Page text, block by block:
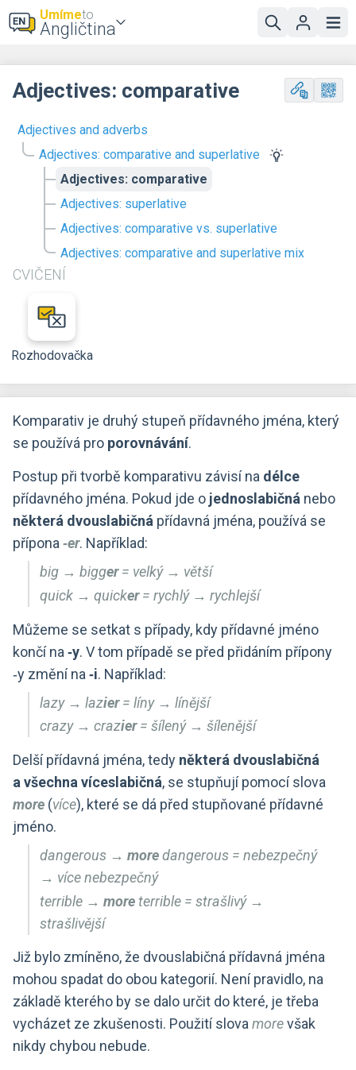
Umímeto
Angličtina
Adjectives and adverbs
Adjectives: comparative and superlative
Adjectives: comparative
Adjectives: superlative
Adjectives: comparative vs. superlative
Adjectives: comparative and superlative mix
CVIČENÍ
Rozhodovačka
Adjectives: comparative
Komparativ je druhý stupeň přídavného jména, který
se používá pro porovnávání.
Postup při tvorbě komparativu závisí na délce
přídavného jména. Pokud jde o jednoslabičná nebo
některá dvouslabičná přídavná jména, používá se
přípona‑er. Například:
big → bigger= velký → větší
quick → quicker= rychlý → rychlejší
Můžeme se setkat s případy, kdy přídavné jméno
končí na ‑y. V tom případě se před přidáním přípony
‑y změní na ‑i. Například:
lazy → lazier= líny → línější
crazy → crazier= šílený → šílenější
Delší přídavná jména, tedy některá dvouslabičná
a všechna víceslabičná, se stupňují pomocí slova
more (více), které se dá před stupňované přídavné
jméno.
dangerous → moredangerous = nebezpečný
→ více nebezpečný
terrible → moreterrible = strašlivý →
strašlivější
Již bylo zmíněno, že dvouslabičná přídavná jména
mohou spadat do obou kategorií. Není pravidlo, na
základě kterého by se dalo určit do které, je třeba
vycházet ze zkušenosti. Použití slova morevšak
nikdy chybou nebude.